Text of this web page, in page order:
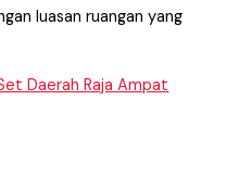
luasan ruangan yang
Daerah Raja Ampat